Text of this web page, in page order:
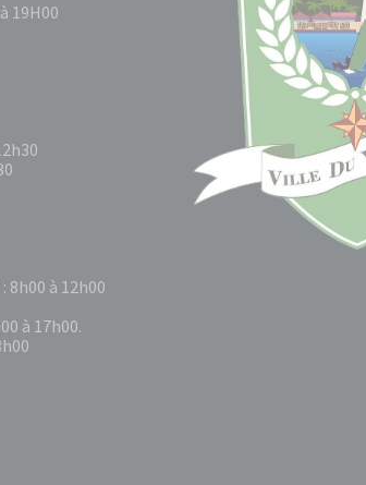
19H00
8h00 à 12h00
à 17h00.